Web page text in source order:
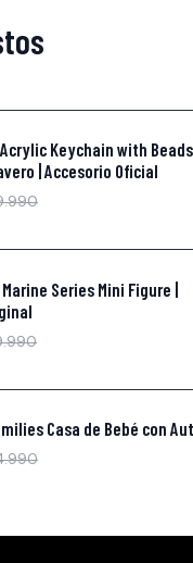
Keychain with
| Accesorio Oficial
Series Mini Figure |
Casa de Bebé con